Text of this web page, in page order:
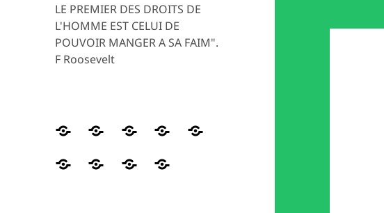
LE PREMIER DES DROITS DE
L'HOMME EST CELUI DE
POUVOIR MANGER A SA FAIM".
F Roosevelt
Distribution
colis
HISTORIQUE
Les
et
Magasin
seconde
MEDIATION
RéseauxORGANIGRAMME
NOUSContact